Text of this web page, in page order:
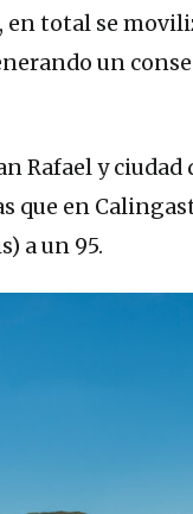
en total se
un
Rafael y
en
a un 95.